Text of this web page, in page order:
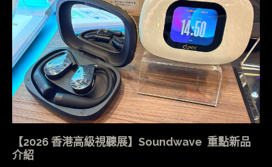
【2026 香港高級視聽展】Soundwave 重點新品
介紹